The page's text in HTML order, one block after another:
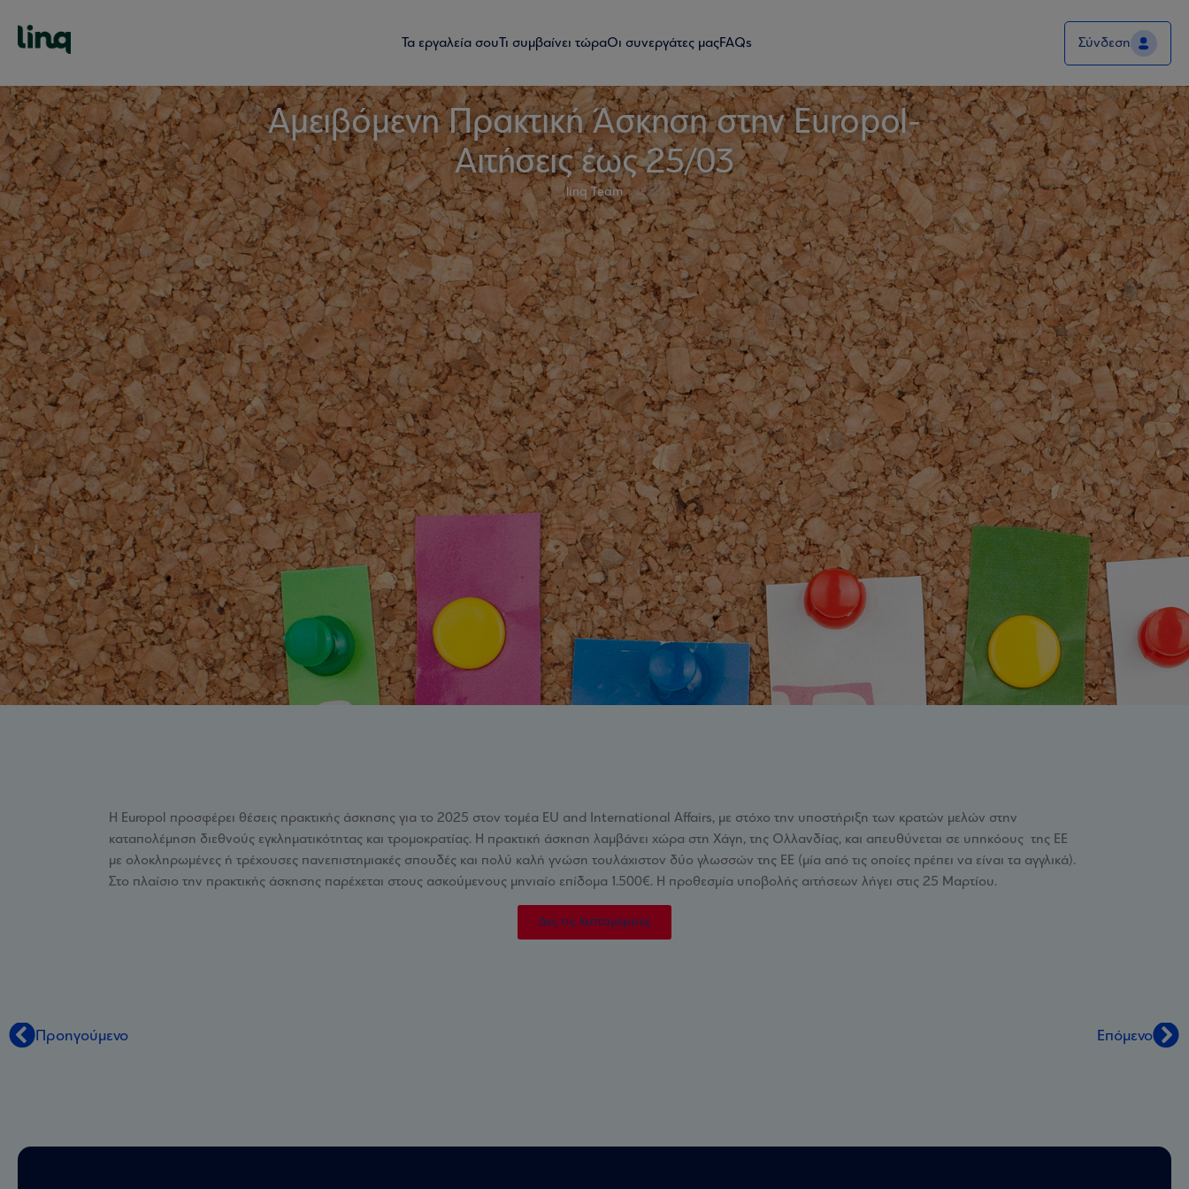
Τα εργαλεία σουΤι συμβαίνει τώραΟι συνεργάτες μαςFAQs Σύνδεση
Αμειβόμενη Πρακτική Άσκηση στην Europol-
Αιτήσεις έως 25/03
linq Team
Η Europol προσφέρει θέσεις πρακτικής άσκησης για το 2025 στον τομέα EU and International Affairs, με στόχο την υποστήριξη των κρατών μελών στην
καταπολέμηση διεθνούς εγκληματικότητας και τρομοκρατίας. Η πρακτική άσκηση λαμβάνει χώρα στη Χάγη, της Ολλανδίας, και απευθύνεται σε υπηκόους της ΕΕ
με ολοκληρωμένες ή τρέχουσες πανεπιστημιακές σπουδές και πολύ καλή γνώση τουλάχιστον δύο γλωσσών της ΕΕ (μία από τις οποίες πρέπει να είναι τα αγγλικά).
Στο πλαίσιο την πρακτικής άσκησης παρέχεται στους ασκούμενους μηνιαίο επίδομα 1.500€. Η προθεσμία υποβολής αιτήσεων λήγει στις 25 Μαρτίου.
Δες τις λεπτομέρειες
Προηγούμενο Επόμενο